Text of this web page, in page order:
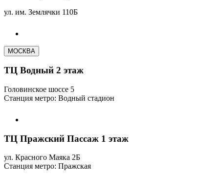
ул. им. Землячки 110Б
МОСКВА
ТЦ Водный 2 этаж
Головинское шоссе 5
Станция метро: Водный стадион
ТЦ Пражский Пассаж 1 этаж
ул. Красного Маяка 2Б
Станция метро: Пражская